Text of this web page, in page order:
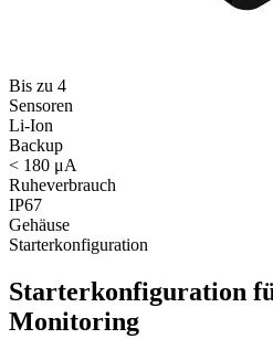
Bis zu 4
Sensoren
Li-Ion
Backup
< 180 μA
Ruheverbrauch
IP67
Gehäuse
Starterkonfiguration
Starterkonfiguration
Monitoring